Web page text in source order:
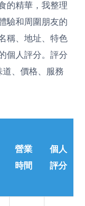
的精華，我整理
驗和周圍朋友的
稱、地址、特色
個人評分。評分
、價格、服務
營業
時間
個人
評分